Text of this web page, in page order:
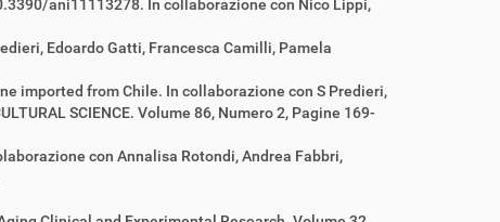
ani11113278. In collaborazione con Nico Lippi,
Edoardo Gatti, Francesca Camilli, Pamela
imported from Chile. In collaborazione con S Predieri,
SCIENCE. Volume 86, Numero 2, Pagine 169-
con Annalisa Rotondi, Andrea Fabbri,